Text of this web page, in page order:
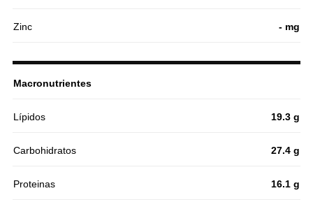
Zinc - mg
Macronutrientes
Lípidos 19.3 g
Carbohidratos 27.4 g
Proteinas 16.1 g